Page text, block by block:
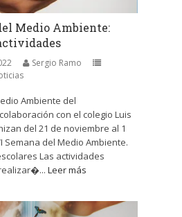
Medio Ambiente:
Sergio Ramo
Ambiente del
con el colegio Luis
del 21 de noviembre al 1
Semana del Medio Ambiente.
Las actividades
Leer más